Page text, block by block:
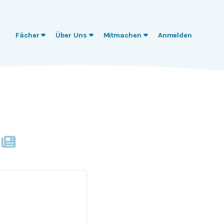
Fächer Über Uns Mitmachen Anmelden